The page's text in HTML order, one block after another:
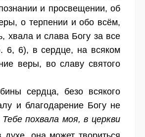
и просвещении, об
о терпении и обо всём,
хвала и слава Богу за все
6, 6), в сердце, на всяком
веры, во славу святого
сердца, безо всякого
и благодарение Богу не
Тебе похвала моя, в церкви